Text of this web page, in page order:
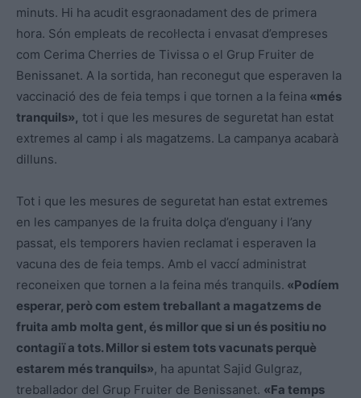
minuts. Hi ha acudit esgraonadament des de primera
hora. Són empleats de recol·lecta i envasat d’empreses
com Cerima Cherries de Tivissa o el Grup Fruiter de
Benissanet. A la sortida, han reconegut que esperaven la
vaccinació des de feia temps i que tornen a la feina «més
tranquils», tot i que les mesures de seguretat han estat
extremes al camp i als magatzems. La campanya acabarà
dilluns.
Tot i que les mesures de seguretat han estat extremes
en les campanyes de la fruita dolça d’enguany i l’any
passat, els temporers havien reclamat i esperaven la
vacuna des de feia temps. Amb el vaccí administrat
reconeixen que tornen a la feina més tranquils. «Podíem
esperar, però com estem treballant a magatzems de
fruita amb molta gent, és millor que si un és positiu no
contagiï a tots. Millor si estem tots vacunats perquè
estarem més tranquils», ha apuntat Sajid Gulgraz,
treballador del Grup Fruiter de Benissanet. «Fa temps